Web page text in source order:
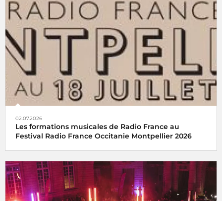
02.07.2026
Les formations musicales de Radio France au
Festival Radio France Occitanie Montpellier 2026